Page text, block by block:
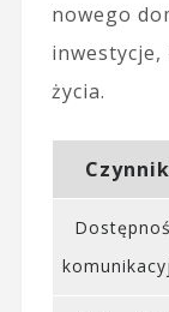
nowego
życia.
Czynnik